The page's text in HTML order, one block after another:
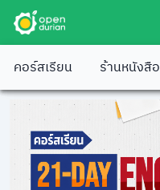
คอร์สเรียน ร้านหนังสือ